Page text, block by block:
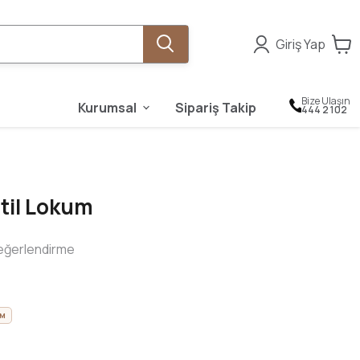
Giriş Yap
Kurumsal Sipariş Takip Bize Ulaşın
444 2 102
Lokum